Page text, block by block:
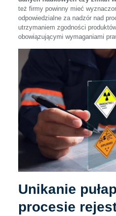
też firmy powinny mieć
odpowiedzialne za nadzór nad
utrzymaniem zgodności
obowiązującymi wymaganiami
Unikanie
procesie